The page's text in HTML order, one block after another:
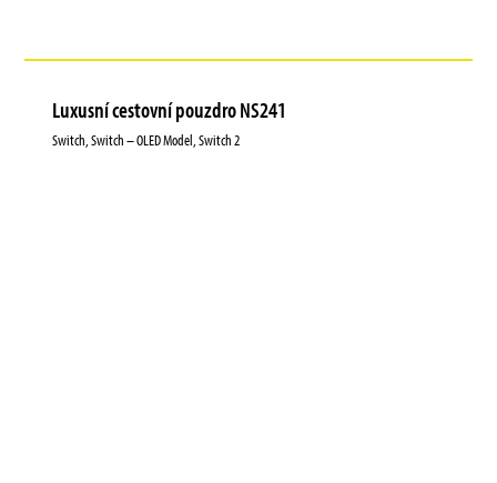
Luxusní cestovní pouzdro NS241
Switch, Switch – OLED Model, Switch 2